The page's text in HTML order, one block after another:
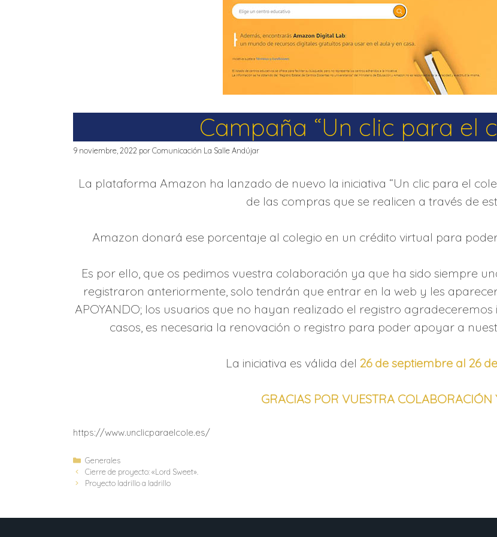
La Salle en el mundo
Vocación lasaliana
Campaña “Un clic para el
9 noviembre, 2022 porComunicación La Salle Andújar
La plataforma Amazon ha lanzado de nuevo la iniciativa “Un clic para el
de las compras que se realicen a través de
Amazon donará ese porcentaje al colegio en un crédito virtual para
Es por ello, que os pedimos vuestra colaboración ya que ha sido siempre
registraron anteriormente, solo tendrán que entrar en la web y les
APOYANDO; los usuarios que no hayan realizado el registro
casos, es necesaria la renovación o registro para poder apoyar a
La iniciativa es válida del 26 de septiembre al 26
GRACIAS POR VUESTRA COLABORACIÓN
https://www.unclicparaelcole.es/
Generales
Cierre de proyecto: «Lord Sweet».
Proyecto ladrillo a ladrillo